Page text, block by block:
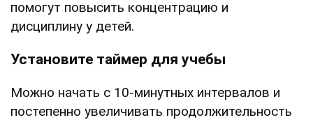
помогут повысить концентрацию и
дисциплину у детей.
Установите таймер для учебы
Можно начать с 10-минутных интервалов и
постепенно увеличивать продолжительность